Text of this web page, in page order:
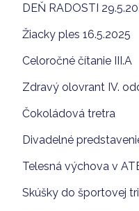
DEŇ RADOSTI
Žiacky ples 16.5.2025
Celoročné čítanie III.A
Zdravý olovrant IV.
Čokoládová tretra
Divadelné
Telesná výchova v
Skúšky do športovej